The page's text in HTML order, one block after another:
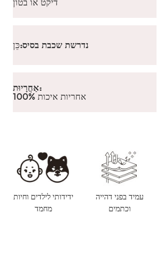
דיקט או בטון
נדרשת שכבת בסיס:כֵּן
אַחֲרָיוּת:
100% אחריות איכות
ידידותי לילדים וחיות
מחמד
עמיד בפני דהייה
וכתמים